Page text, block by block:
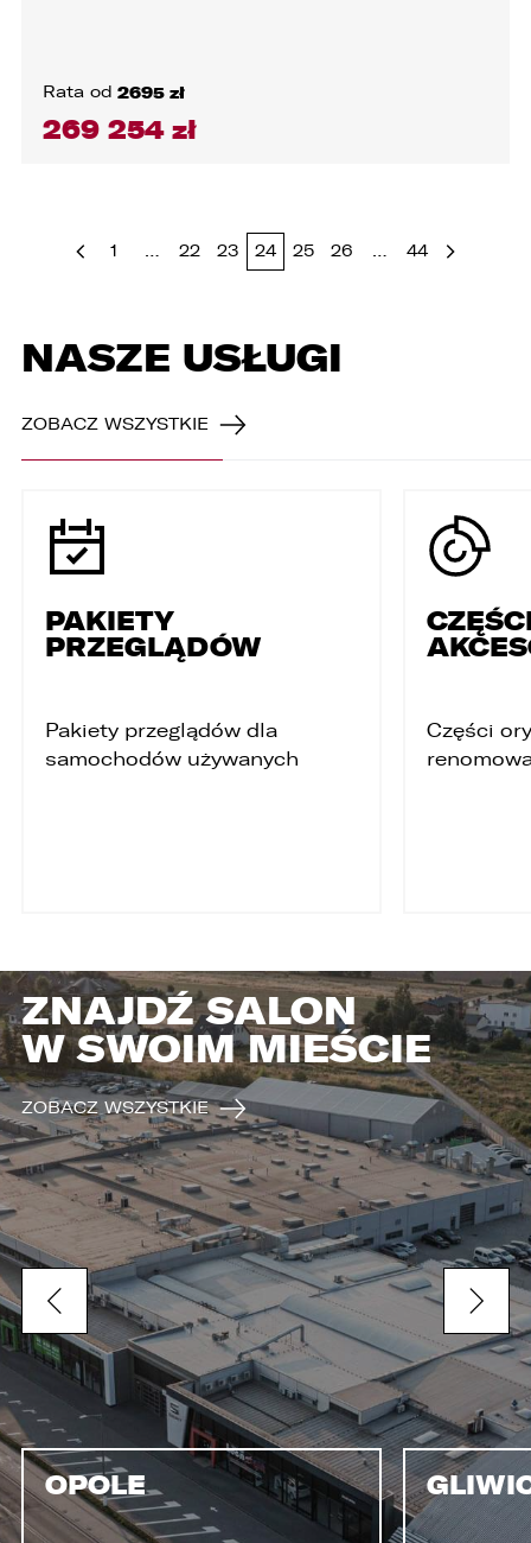
Rata od 2695 zł
269 254 zł
1 … 22 23 24 25 26 … 44
NASZE USŁUGI
ZOBACZ WSZYSTKIE
PAKIETY
PRZEGLĄDÓW
Pakiety przeglądów dla
samochodów używanych
Części
ZNAJDŹ SALON
W SWOIM MIEŚCIE
ZOBACZ WSZYSTKIE
OPOLE